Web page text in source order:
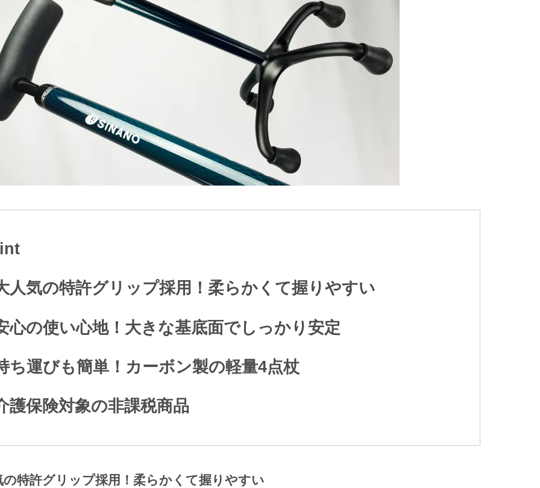
人気の特許グリップ採用！柔らかくて握りやすい
心の使い心地！大きな基底面でしっかり安定
ち運びも簡単！カーボン製の軽量4点杖
護保険対象の非課税商品
の特許グリップ採用！柔らかくて握りやすい